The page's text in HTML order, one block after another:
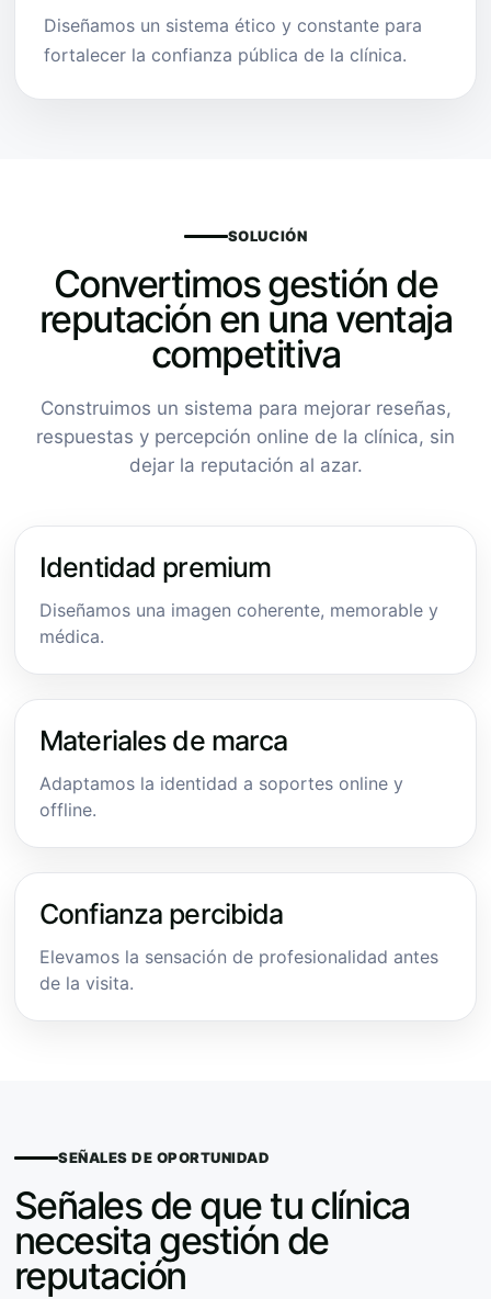
Diseñamos un sistema ético y constante para
fortalecer la confianza pública de la clínica.
SOLUCIÓN
Convertimos gestión de
reputación en una ventaja
competitiva
Construimos un sistema para mejorar reseñas,
respuestas y percepción online de la clínica, sin
dejar la reputación al azar.
Identidad premium
Diseñamos una imagen coherente, memorable y
médica.
Materiales de marca
Adaptamos la identidad a soportes online y
offline.
Confianza percibida
Elevamos la sensación de profesionalidad antes
de la visita.
SEÑALES DE OPORTUNIDAD
Señales de que tu clínica
necesita gestión de
reputación